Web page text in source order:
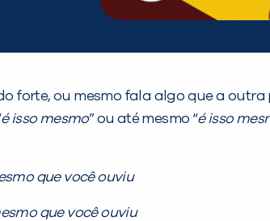
ou mesmo fala algo que a outra
é isso mesmo” ou até mesmo “é isso
que você ouviu
que você ouviu